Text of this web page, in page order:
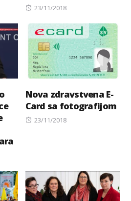
Posted
23/11/2018
Nova zdravstvena E-
Card sa fotografijom
Posted
23/11/2018